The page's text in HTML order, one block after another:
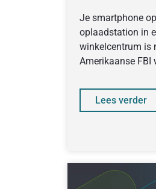
Je smartphone
oplaadstation in
winkelcentrum is
Amerikaanse
Lees verder